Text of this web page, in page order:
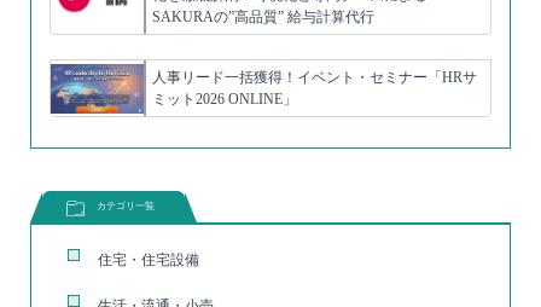
SAKURAの”高品質” 給与計算代行
人事リード一括獲得！イベント・セミナー「HRサ
ミット2026 ONLINE」
カテゴリ一覧
住宅・住宅設備